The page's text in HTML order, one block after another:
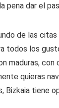
pena dar el
de las
todos los
maduras, con
quieras
Bizkaia tiene